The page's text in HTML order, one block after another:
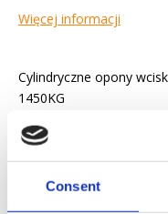
Consent
Więcej informacji
Cylindryczne opony
1450KG